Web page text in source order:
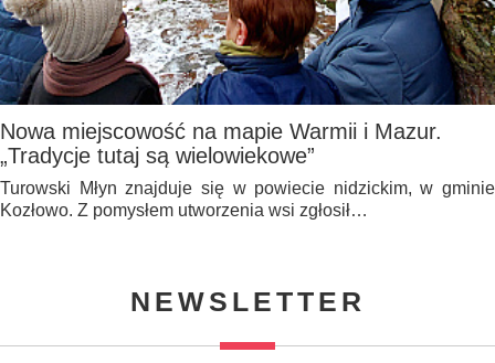
Nowa miejscowość na mapie Warmii i Mazur.
„Tradycje tutaj są wielowiekowe”
Turowski Młyn znajduje się w powiecie nidzickim, w gminie
Kozłowo. Z pomysłem utworzenia wsi zgłosił…
NEWSLETTER